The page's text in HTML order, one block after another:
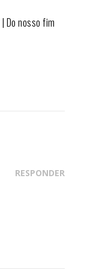
Do nosso fim
RESPONDER